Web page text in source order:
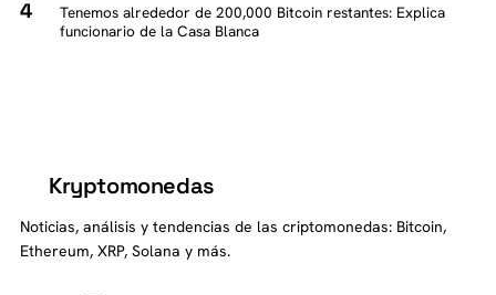
Tenemos alrededor de 200,000 Bitcoin restantes: Explica
funcionario de la Casa Blanca
Kryptomonedas
Noticias, análisis y tendencias de las criptomonedas: Bitcoin,
Ethereum, XRP, Solana y más.